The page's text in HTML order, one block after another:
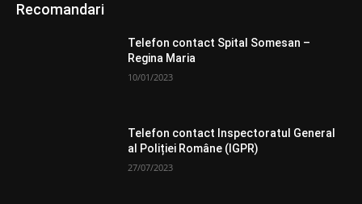
Recomandari
Telefon contact Spital Somesan –
Regina Maria
10/01/2023
Telefon contact Inspectoratul General
al Poliției Române (IGPR)
27/07/2023